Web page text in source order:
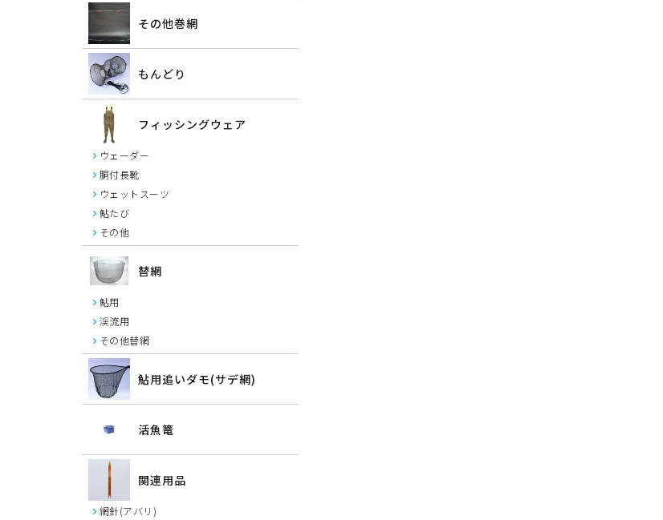
その他巻網
もんどり
フィッシングウェア
ウェーダー
胴付長靴
ウェットスーツ
鮎たび
その他
替網
鮎用
渓流用
その他替網
鮎用追いダモ(サデ網)
活魚篭
関連用品
網針(アバリ)